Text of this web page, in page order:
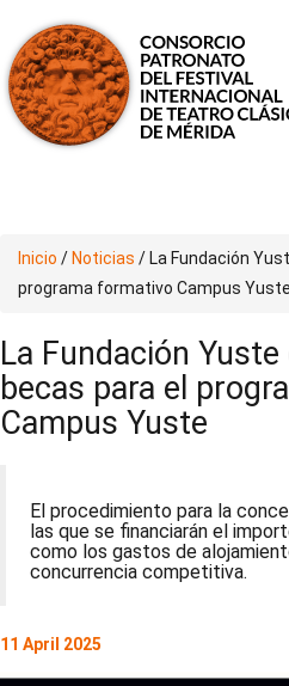
Inicio / Noticias / La Fundación
programa formativo Campus Yuste
La Fundación
becas para el
Campus Yuste
El procedimiento para la
las que se financiarán el
como los gastos de
concurrencia competitiva.
11 April 2025